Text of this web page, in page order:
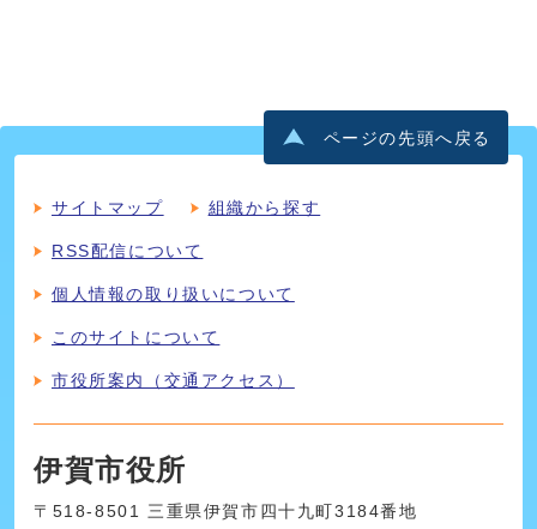
ページの先頭へ戻る
サイトマップ 組織から探す
RSS配信について
個人情報の取り扱いについて
このサイトについて
市役所案内（交通アクセス）
伊賀市役所
〒518-8501 三重県伊賀市四十九町3184番地